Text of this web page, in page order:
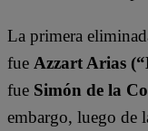
La primera
fue Azzart Arias
fue Simón de la
embargo, luego de